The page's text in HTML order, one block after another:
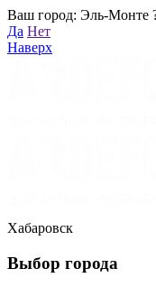
Ваш город: Эль-Монте
Да Нет
Наверх
Хабаровск
Выбор города
Бренды
Клиентам
Хабаровск
Пн-Пт: с 10:00 до 19:00,
Mt@ardefo